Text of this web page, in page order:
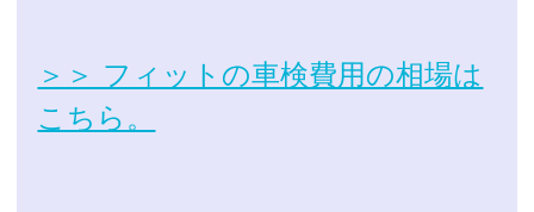
＞＞ フィットの車検費用の相場は
こちら。